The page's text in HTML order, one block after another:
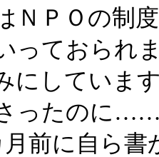
ＮＰＯの制
っておられ
にしていま
ったのに
前に自ら